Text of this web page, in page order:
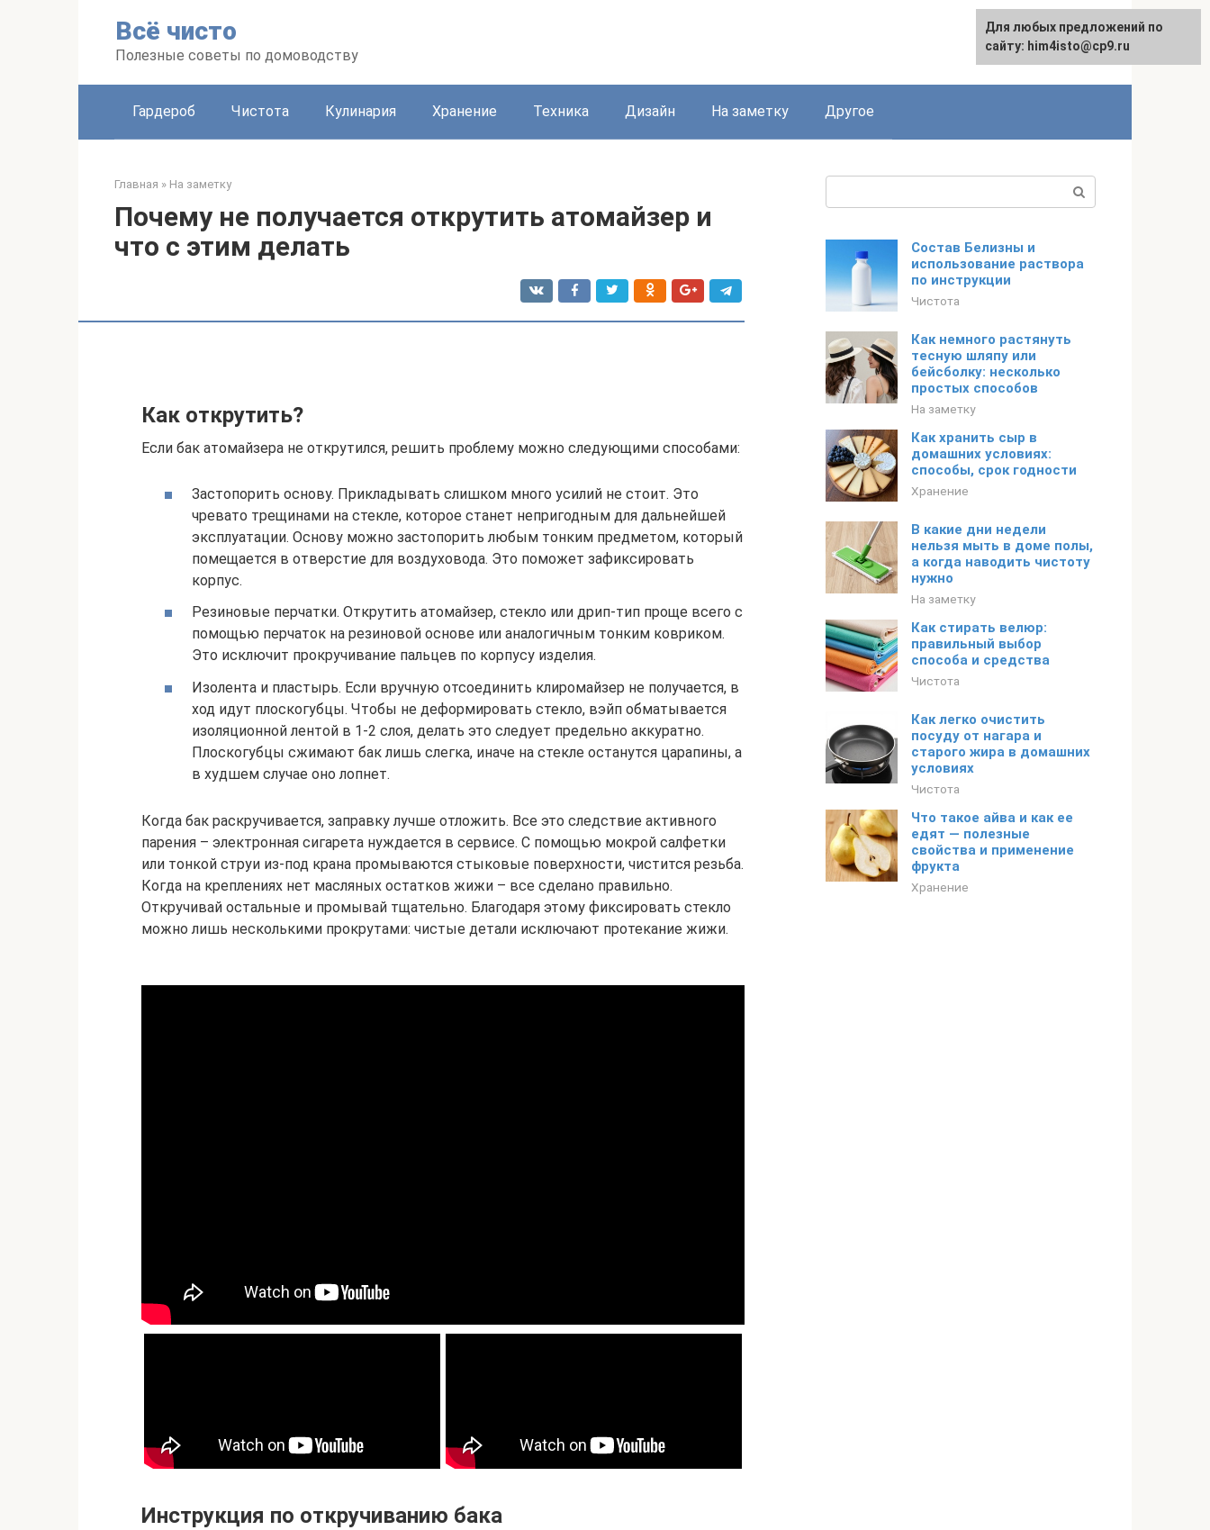
Всё чисто
Полезные советы по домоводству
Гардероб Чистота Кулинария Хранение Техника Дизайн На заметку Другое
Главная » На заметку
Почему не получается открутить атомайзер и
что с этим делать
Как открутить?
Если бак атомайзера не открутился, решить проблему можно следующими способами:
Застопорить основу. Прикладывать слишком много усилий не стоит. Это
чревато трещинами на стекле, которое станет непригодным для дальнейшей
эксплуатации. Основу можно застопорить любым тонким предметом, который
помещается в отверстие для воздуховода. Это поможет зафиксировать
корпус.
Резиновые перчатки. Открутить атомайзер, стекло или дрип-тип проще всего с
помощью перчаток на резиновой основе или аналогичным тонким ковриком.
Это исключит прокручивание пальцев по корпусу изделия.
Изолента и пластырь. Если вручную отсоединить клиромайзер не получается, в
ход идут плоскогубцы. Чтобы не деформировать стекло, вэйп обматывается
изоляционной лентой в 1-2 слоя, делать это следует предельно аккуратно.
Плоскогубцы сжимают бак лишь слегка, иначе на стекле останутся царапины, а
в худшем случае оно лопнет.
Когда бак раскручивается, заправку лучше отложить. Все это следствие активного
парения – электронная сигарета нуждается в сервисе. С помощью мокрой салфетки
или тонкой струи из-под крана промываются стыковые поверхности, чистится резьба.
Когда на креплениях нет масляных остатков жижи – все сделано правильно.
Откручивай остальные и промывай тщательно. Благодаря этому фиксировать стекло
можно лишь несколькими прокрутами: чистые детали исключают протекание жижи.
Инструкция по откручиванию бака
Состав Белизны и
использование раствора
по инструкции
Чистота
Как немного растянуть
тесную шляпу или
бейсболку: несколько
простых способов
На заметку
Как хранить сыр в
домашних условиях:
способы, срок годности
Хранение
В какие дни недели
нельзя мыть в доме полы,
а когда наводить чистоту
нужно
На заметку
Как стирать велюр:
правильный выбор
способа и средства
Чистота
Как легко очистить
посуду от нагара и
старого жира в домашних
условиях
Чистота
Что такое айва и как ее
едят — полезные
свойства и применение
фрукта
Хранение
Для любых предложений по
сайту: him4isto@cp9.ru